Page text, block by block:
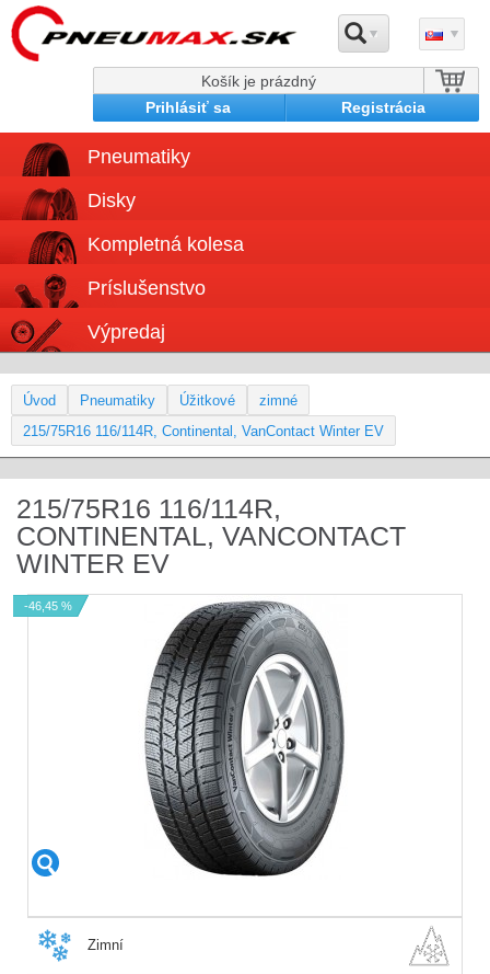
Košík je prázdný
Prihlásiť sa
Registrácia
Pneumatiky
Disky
Kompletná kolesa
Príslušenstvo
Výpredaj
Úvod Pneumatiky Úžitkové
zimné
215/75R16 116/114R, Continental, VanContact Winter EV
215/75R16 116/114R,
CONTINENTAL, VANCONTACT
WINTER EV
-46,45 %
Zimní